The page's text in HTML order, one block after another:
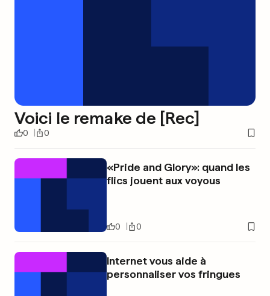
Voici le remake de [Rec]
0 0
«Pride and Glory»: quand les
flics jouent aux voyous
0 0
Internet vous aide à
personnaliser vos fringues